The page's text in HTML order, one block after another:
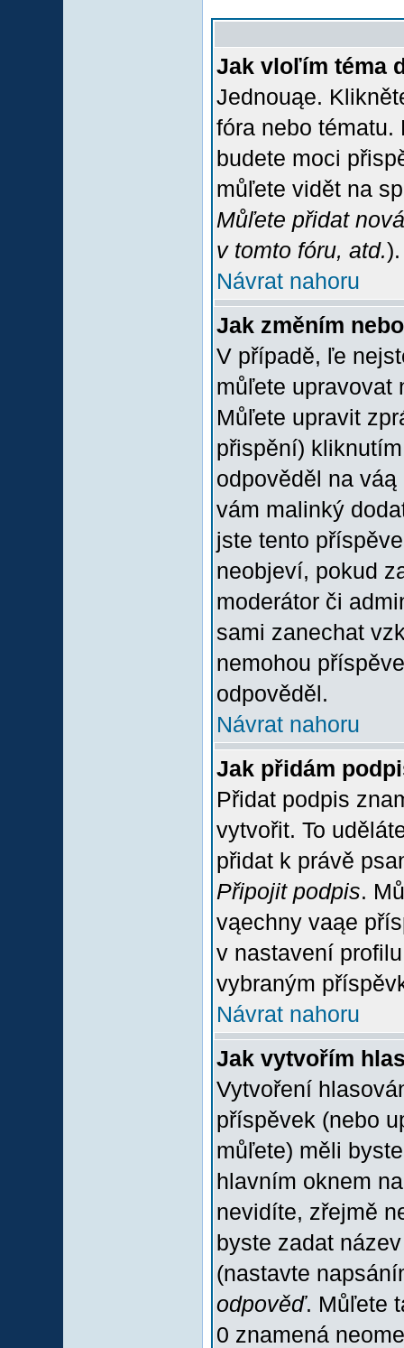
Jak vloľím téma
Jednouąe.
fóra nebo
budete moci
můľete vidět na
Můľete přidat
v tomto fóru, atd.).
Návrat nahoru
Jak změním
V případě, ľe
můľete upravovat
Můľete upravit
přispění)
odpověděl na
vám malinký
jste tento
neobjeví, pokud
moderátor či
sami zanechat
nemohou
odpověděl.
Návrat nahoru
Jak přidám
Přidat podpis
vytvořit. To
přidat k právě
Připojit podpis.
vąechny vaąe
v nastavení
vybraným
Návrat nahoru
Jak vytvořím
Vytvoření
příspěvek (nebo
můľete) měli
hlavním oknem
nevidíte, zřejmě
byste zadat
(nastavte
odpověď. Můľete
0 znamená